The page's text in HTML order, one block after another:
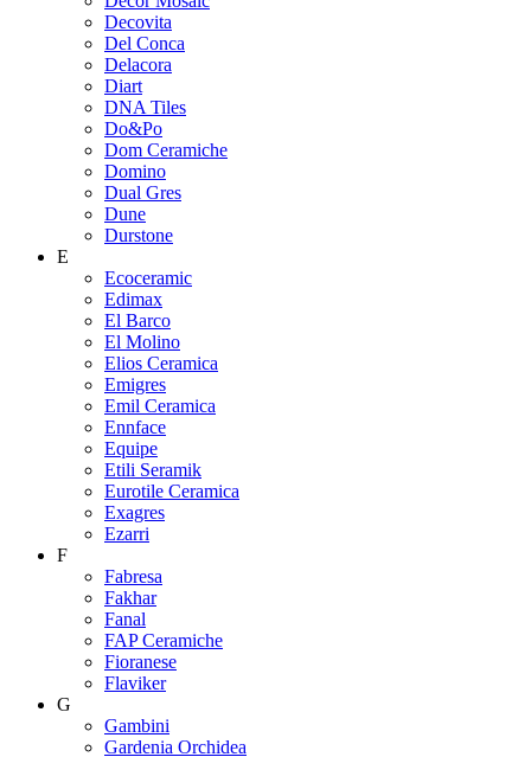
Decovita
Del Conca
Delacora
Diart
DNA Tiles
Do&Po
Dom Ceramiche
Domino
Dual Gres
Dune
Durstone
E
Ecoceramic
Edimax
El Barco
El Molino
Elios Ceramica
Emigres
Emil Ceramica
Ennface
Equipe
Etili Seramik
Eurotile Ceramica
Exagres
Ezarri
F
Fabresa
Fakhar
Fanal
FAP Ceramiche
Fioranese
Flaviker
G
Gambini
Gardenia Orchidea